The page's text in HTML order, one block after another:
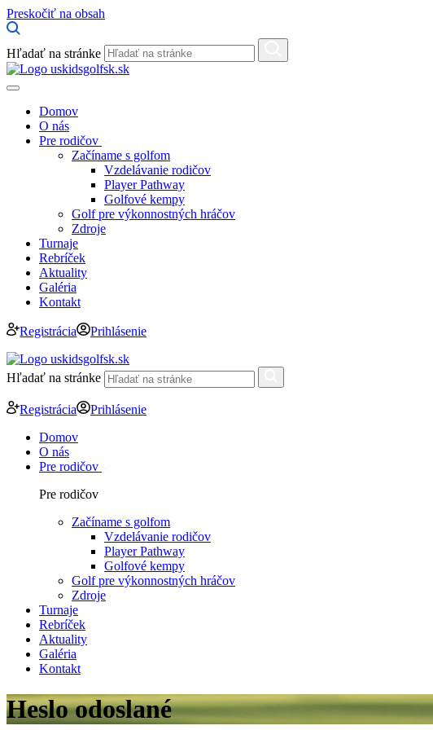
Preskočiť na obsah
Hľadať na stránke
Domov
O nás
Pre rodičov
Začíname s golfom
Vzdelávanie rodičov
Player Pathway
Golfové kempy
Golf pre výkonnostných hráčov
Zdroje
Turnaje
Rebríček
Aktuality
Galéria
Kontakt
Registrácia Prihlásenie
Hľadať na stránke
Registrácia
Prihlásenie
Domov
O nás
Pre rodičov
Pre rodičov
Začíname s golfom
Vzdelávanie rodičov
Player Pathway
Golfové kempy
Golf pre výkonnostných hráčov
Zdroje
Turnaje
Rebríček
Aktuality
Galéria
Kontakt
Heslo odoslané